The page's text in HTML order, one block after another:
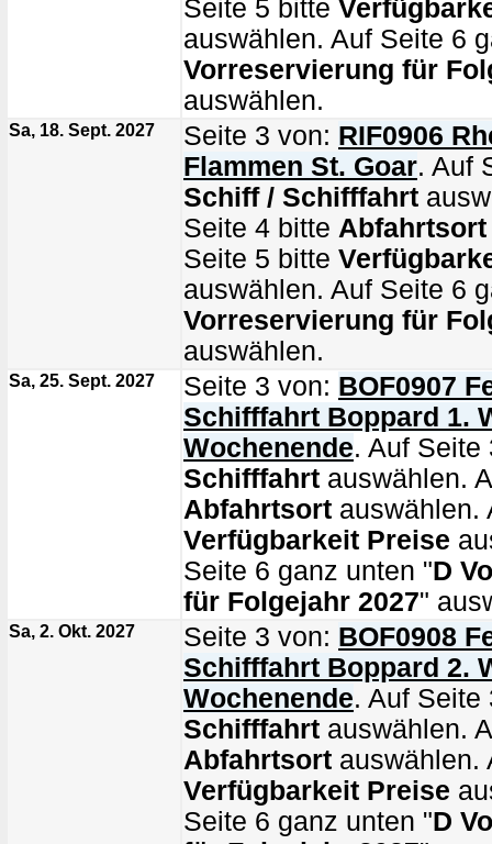
Seite 5 bitte
auswählen. Auf Seite 6
Vorreservierung für
auswählen.
Sa, 18. Sept. 2027 Seite 3 von: RIF0906
Flammen St. Goar. Auf
Schiff / Schifffahrt
Seite 4 bitte Abfahrtsort
Seite 5 bitte
auswählen. Auf Seite 6
Vorreservierung für
auswählen.
Sa, 25. Sept. 2027 Seite 3 von: BOF0907
Schifffahrt Boppard 1.
Wochenende. Auf
Schifffahrt auswählen.
Abfahrtsort auswählen.
Verfügbarkeit Preise
Seite 6 ganz unten "D
für Folgejahr 2027"
Sa, 2. Okt. 2027 Seite 3 von: BOF0908
Schifffahrt Boppard 2.
Wochenende. Auf
Schifffahrt auswählen.
Abfahrtsort auswählen.
Verfügbarkeit Preise
Seite 6 ganz unten "D